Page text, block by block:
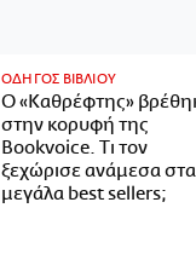
ΟΔΗΓΟΣ ΒΙΒΛΙΟΥ
Ο «Καθρέφτης»
στην κορυφή της
Bookvoice. Τι τον
ξεχώρισε ανάμεσα στα
μεγάλα best sellers;